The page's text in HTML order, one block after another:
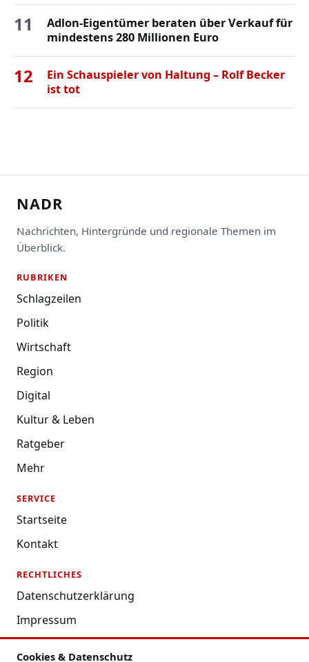
Cookies & Datenschutz
11
Adlon-Eigentümer beraten über Verkauf für
mindestens 280 Millionen Euro
12
Ein Schauspieler von Haltung – Rolf Becker
ist tot
NADR
Nachrichten, Hintergründe und regionale Themen im
Überblick.
RUBRIKEN
Schlagzeilen
Politik
Wirtschaft
Region
Digital
Kultur & Leben
Ratgeber
Mehr
SERVICE
Startseite
Kontakt
RECHTLICHES
Datenschutzerklärung
Impressum
Nutzungsbedingungen